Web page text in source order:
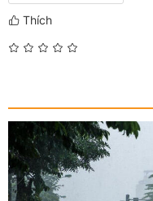
Thích